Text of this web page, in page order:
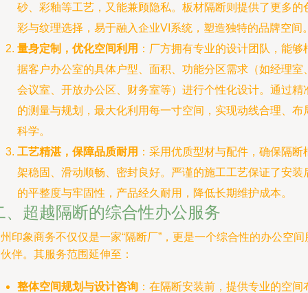
砂、彩釉等工艺，又能兼顾隐私。板材隔断则提供了更多的
彩与纹理选择，易于融入企业VI系统，塑造独特的品牌空间
量身定制，优化空间利用 ：厂方拥有专业的设计团队，能够
据客户办公室的具体户型、面积、功能分区需求（如经理室
会议室、开放办公区、财务室等）进行个性化设计。通过精
的测量与规划，最大化利用每一寸空间，实现动线合理、布
科学。
工艺精湛，保障品质耐用 ：采用优质型材与配件，确保隔断
架稳固、滑动顺畅、密封良好。严谨的施工工艺保证了安装
的平整度与牢固性，产品经久耐用，降低长期维护成本。
、超越隔断的综合性办公服务
印象商务不仅仅是一家“隔断厂”，更是一个综合性的办公空间
伴。其服务范围延伸至：
整体空间规划与设计咨询 ：在隔断安装前，提供专业的空间